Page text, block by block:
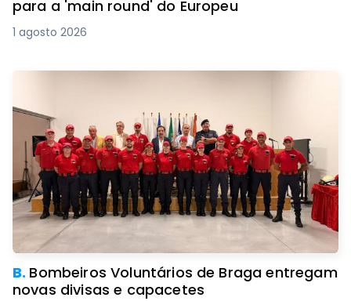
para a 'main round' do Europeu
1 agosto 2026
B. Bombeiros Voluntários de Braga entregam
novas divisas e capacetes